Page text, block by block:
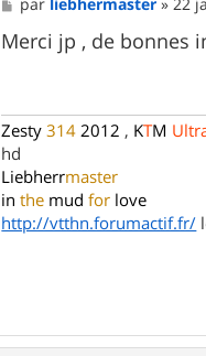
e
s
s
Merci jp , de bonnes
Zesty 314 2012 , KTM
hd
Liebherrmaster
in the mud for love
http://vtthn.forumactif.fr/